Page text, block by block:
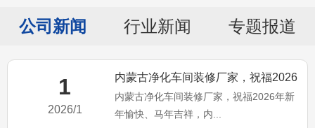
公司新闻 行业新闻 专题报道
1
2026/1
内蒙古净化车间装修厂家，祝福2026
年新年愉快、马年吉祥，
内蒙古净化车间装修厂家，祝福2026年新
年愉快、马年吉祥，内...